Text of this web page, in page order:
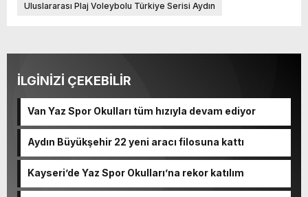
Uluslararası Plaj Voleybolu Türkiye Serisi Aydın
İLGİNİZİ ÇEKEBİLİR
Van Yaz Spor Okulları tüm hızıyla devam ediyor
Aydın Büyükşehir 22 yeni aracı filosuna kattı
Kayseri’de Yaz Spor Okulları’na rekor katılım